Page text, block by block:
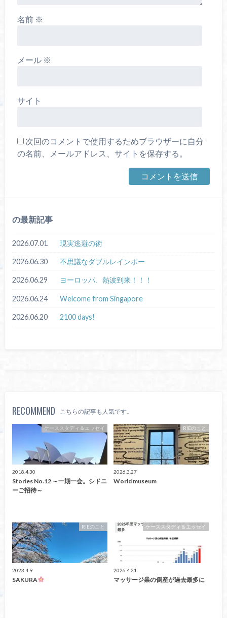
名前 ※
メール ※
サイト
次回のコメントで使用するためブラウザーに自分
の名前、メールアドレス、サイトを保存する。
の最新記事
2026.07.01 現実逃避の術
2026.06.30 不思議なダブルレインボー
2026.06.29 ヨーロッパ、熱波到来！！！
2026.06.24 Welcome from Singapore
2026.06.20 2100 days!
RECOMMEND こちらの記事も人気です。
ケーススタディ＆エッセイ
2018.4.30
Stories No.12 ～一期一会。シドニ
ーご招待～
RIEのこと
2026.3.27
World museum
RIEのこと
2023.4.9
SAKURA
ケーススタディ＆エッセイ
2026.4.21
マッサージ業の倒産が過去最多に